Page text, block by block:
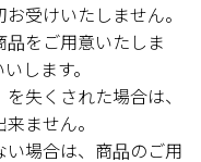
受けいたしません。
をご用意いたしま
します。
失くされた場合は、
ません。
場合は、商品のご用